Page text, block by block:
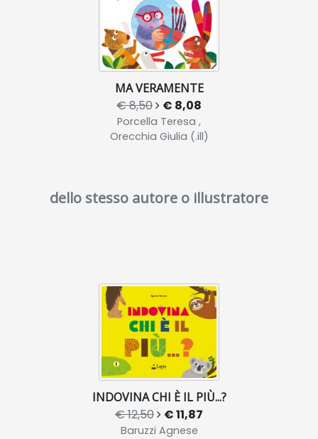
MA VERAMENTE
€ 8,50 € 8,08
Porcella Teresa ,
Orecchia Giulia (.ill)
dello stesso autore o illustratore
INDOVINA CHI È IL PIÙ...?
€ 12,50 € 11,87
Baruzzi Agnese